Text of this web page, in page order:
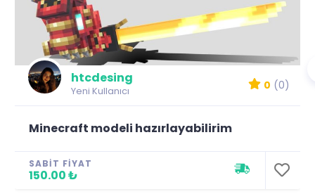
htcdesing
Yeni Kullanıcı 0 (0)
Minecraft modeli hazırlayabilirim
SABIT FIYAT
150.00 ₺